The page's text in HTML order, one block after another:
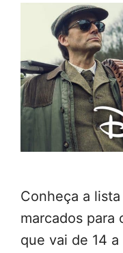
Conheça a
marcados para
que vai de 14